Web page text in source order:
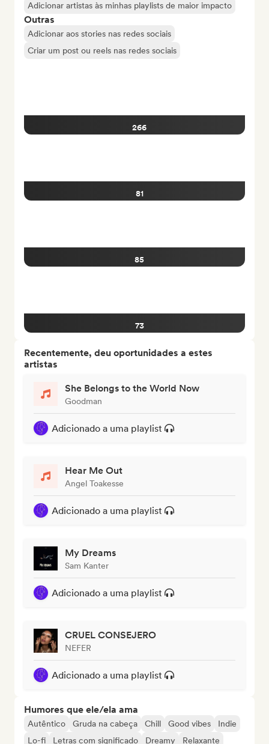
Adicionar artistas às minhas playlists de maior impacto
Outras
Adicionar aos stories nas redes sociais
Criar um post ou reels nas redes sociais
266
81
85
73
Recentemente, deu oportunidades a estes
artistas
She Belongs to the World Now
Goodman
Adicionado a uma playlist
Hear Me Out
Angel Toakesse
Adicionado a uma playlist
My Dreams
Sam Kanter
Adicionado a uma playlist
CRUEL CONSEJERO
NEFER
Adicionado a uma playlist
Humores que ele/ela ama
Autêntico Gruda na cabeça Chill Good vibes
Indie
Lo-fi
Letras com significado Dreamy Relaxante